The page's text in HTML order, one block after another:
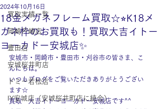
買取実績一覧
岡崎戸崎店
豊田店
安城桜井町店
ドミー若松店
IY安城店（安城桜井町店に統合）
18金メガネフレーム買取☆⭐︎K18メ
ガネ枠のお買取も！買取大吉イトー
ヨーカドー安城店✨
2024年10月16日
安城市・岡崎市・豊田市・刈谷市の皆さま、こ
んにちは。
いつもブログをご覧いただきありがとうござい
ます☆
買取　大吉イトーヨーカドー安城店です^^